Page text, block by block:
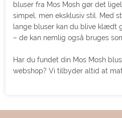
bluser fra Mos Mosh gør det
simpel, men eksklusiv stil. Med
lange bluser kan du blive klædt
– de kan nemlig også bruges
Har du fundet din Mos Mosh
webshop? Vi tilbyder altid at